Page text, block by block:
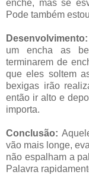
enche, mas se
Pode também
Desenvolvimento:
um encha as
terminarem de
que eles soltem
bexigas irão
então ir alto e
importa.
Conclusão:
vão mais longe,
não espalham a
Palavra